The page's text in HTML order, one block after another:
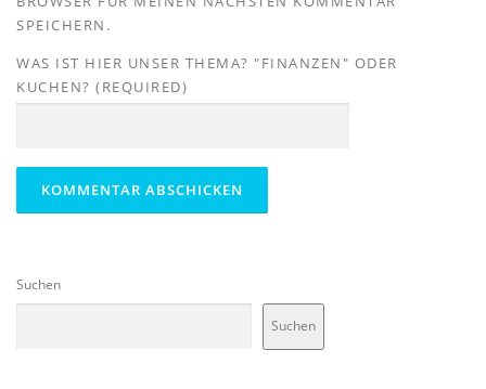
SPEICHERN.
WAS IST HIER UNSER THEMA? "FINANZEN" ODER
KUCHEN? (REQUIRED)
Suchen
Suchen